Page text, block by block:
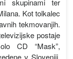
skupinami ter
Kot tolkalec
tekmovanjih.
postaje
CD “Mask”,
v Sloveniji,